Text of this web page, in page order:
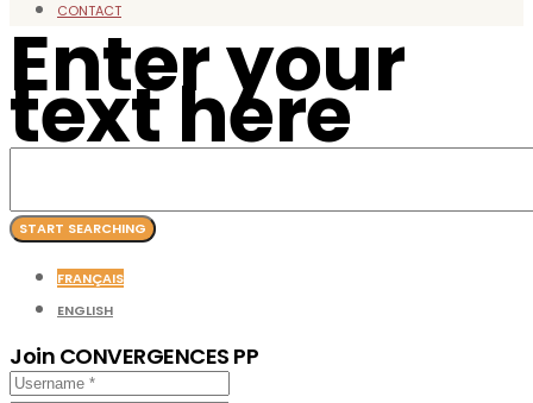
CONTACT
Enter your
text here
FRANÇAIS
ENGLISH
Join CONVERGENCES PP